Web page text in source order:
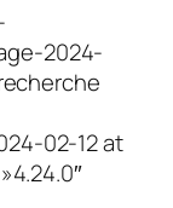
2024-
02-12 at